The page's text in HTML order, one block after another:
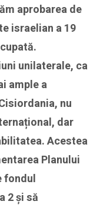
aprobarea de
israelian a 19
unilaterale, ca
ample a
nu
dar
Acestea
Planului
fondul
2 și să